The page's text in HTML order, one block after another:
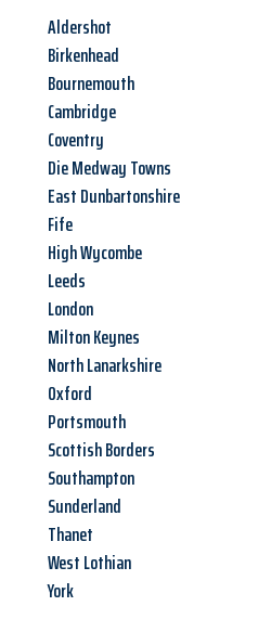
Aldershot
Birkenhead
Bournemouth
Cambridge
Coventry
Die Medway Towns
East Dunbartonshire
Fife
High Wycombe
Leeds
London
Milton Keynes
North Lanarkshire
Oxford
Portsmouth
Scottish Borders
Southampton
Sunderland
Thanet
West Lothian
York